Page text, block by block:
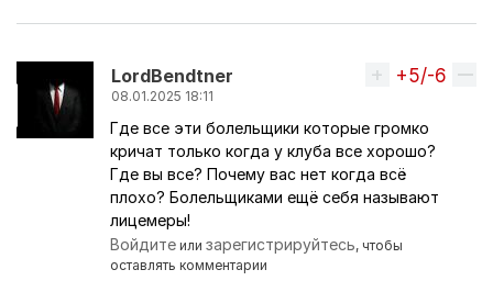
LordBendtner
08.01.2025 18:11
Вверх
+5/-6
Где все эти болельщики которые громко
кричат только когда у клуба все хорошо?
Где вы все? Почему вас нет когда всё
плохо? Болельщиками ещё себя называют
лицемеры!
Войдите илизарегистрируйтесь, чтобы
оставлять комментарии